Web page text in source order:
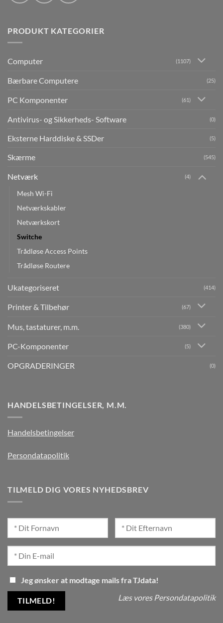
PRODUKT KATEGORIER
Computer (1107)
Bærbare Computere (25)
PC Komponenter (61)
Antivirus- og Sikkerheds- Software (0)
Eksterne Harddiske & SSDer (5)
Skærme (545)
Netværk (4)
Mesh Wi-Fi
Netværkskabler
Netværkskort
Switche
Trådløse Access Points
Trådløse Routere
Ukategoriseret (414)
Printer & Tilbehør (67)
Mus, tastaturer, m.m. (380)
PC-Komponenter (5)
OPGRADERINGER (0)
HANDELSBETINGELSER, M.M.
Handelsbetingelser
Persondatapolitik
TILMELD DIG VORES NYHEDSBREV
Jeg ønsker at modtage mails fra TJdata!
Læs vores Persondatapolitik